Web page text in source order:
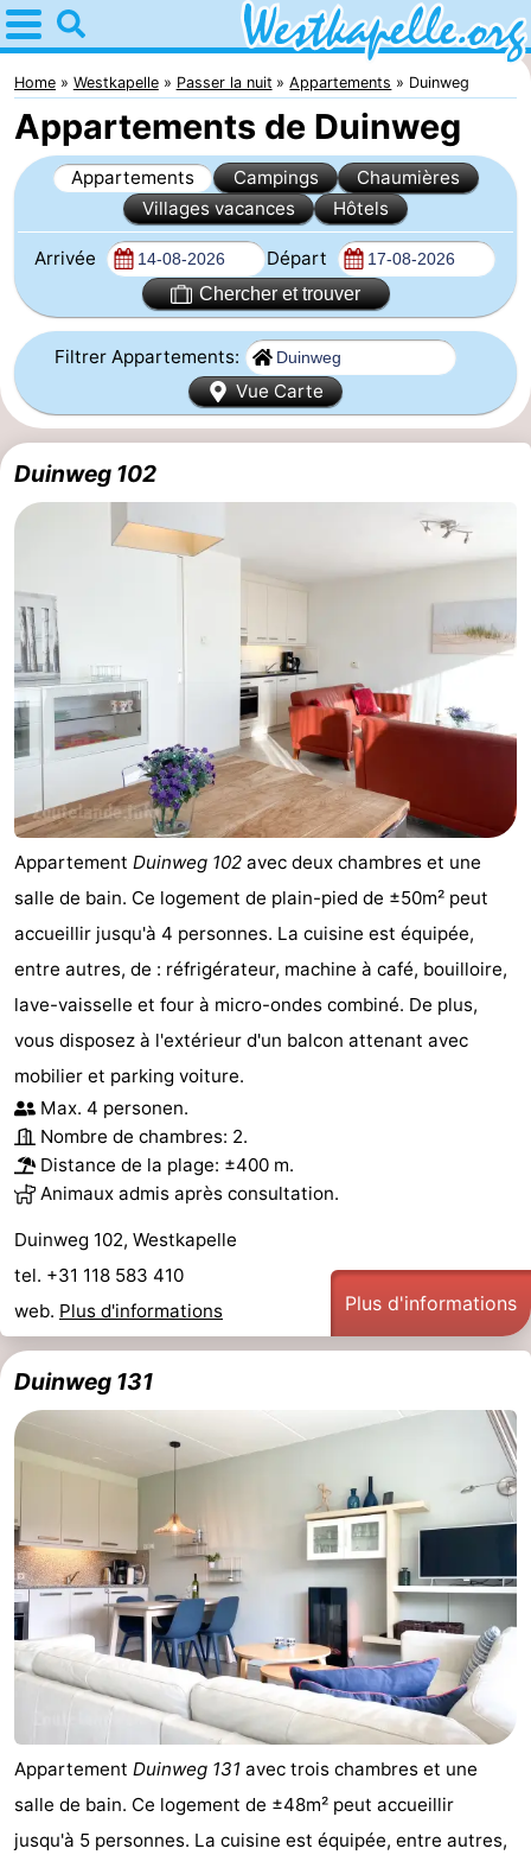
Home
Westkapelle
Astuces
Avec
les
enfants
Passer
la
nuit
Appartements
-
Duinweg
-
Résidence
Wijngaerde
Campings
Chaumières
Buitenhof
Domburg
-
De
Boomgaard
-
De
Zandput
-
Hof
Domburg
Joossesweg
-
Wijngaerde
Last
Voir
et
faire
Lieux
d'intérêt
-
Musées
-
Monuments
Phares
-
Points
de
vue
Attractions
-
Terrains
de
jeux
-
Aires
de
jeux
intérieures
-
Bowling
Centres
de
bien-
être
Villages
&
villes
Nature
Visites
-
Home Westkapelle Passer la nuit Appartements Duinweg
Appartements de Duinweg
Appartements Campings
Chaumières
Villages vacances
Hôtels
Arrivée Départ
Chercher et trouver
Filtrer Appartements:
Vue Carte
Duinweg 102
Appartement Duinweg 102 avec deux chambres et une
salle de bain. Ce logement de plain-pied de ±50m² peut
accueillir jusqu'à 4 personnes. La cuisine est équipée,
entre autres, de : réfrigérateur, machine à café, bouilloire,
lave-vaisselle et four à micro-ondes combiné. De plus,
vous disposez à l'extérieur d'un balcon attenant avec
mobilier et parking voiture.
Max. 4 personen.
Nombre de chambres: 2.
Distance de la plage: ±400 m.
Animaux admis après consultation.
Duinweg 102, Westkapelle
tel. +31 118 583 410
web. Plus d'informations Plus d'informations
Duinweg 131
Appartement Duinweg 131 avec trois chambres et une
salle de bain. Ce logement de ±48m² peut accueillir
jusqu'à 5 personnes. La cuisine est équipée, entre autres,